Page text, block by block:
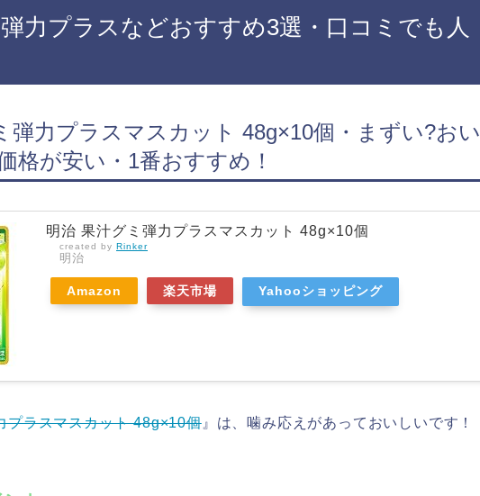
選・口コミでも人気！Haribo グミキャンディ、ベリー、5オン
グ(…力プラスなどおすすめ3選・口コミでも人
弾力プラスマスカット 48g×10個・まずい?おい
格が安い・1番おすすめ！
明治 果汁グミ弾力プラスマスカット 48g×10個
created by Rinker
明治
Amazon 楽天市場 Yahooショッピング
プラスマスカット 48g×10個』は、噛み応えがあっておいしいです！